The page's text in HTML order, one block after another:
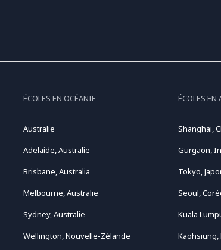
ÉCOLES EN OCÉANIE
Australie
Adelaide, Australie
Brisbane, Australia
Melbourne, Australie
Sydney, Australie
Wellington, Nouvelle-Zélande
ÉCOLES EN
Shanghai,
Gurgaon,
Tokyo,
Seoul,
Kuala
Kaohsiung,